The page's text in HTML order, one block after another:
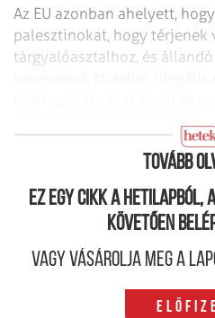
Az EU azonban ahelyett,
palesztinokat, hogy térjenek
tárgyalóasztalhoz, és
C övezet nagy része felett.
Tovább
Ez egy cikk a
követően
Vagy vásárolja meg a